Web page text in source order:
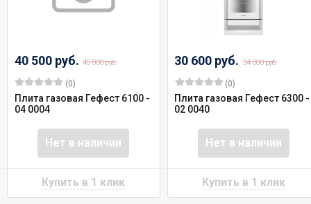
40 500 руб. 45 000 руб.
(0)
Плита газовая Гефест 6100 -
04 0004
Нет в наличии
30 600 руб. 34 000 руб.
(0)
Плита газовая Гефест 6300 -
02 0040
Нет в наличии